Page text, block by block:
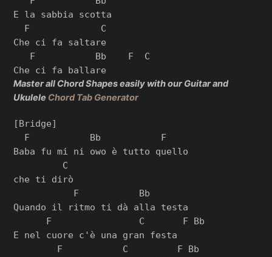
E la sabbia scotta
  F             C
Che ci fa saltare
   F           Bb    F  C
Master all Chord Shapes easily with our Guitar and
Ukulele Chord Tab Generator
[Bridge]
  F           Bb           F
Baba fu mi ni owo è tutto quello
         C
che ti dirò
           F           Bb
Quando il ritmo ti dà alla testa
      F                C       F Bb
E nel cuore c'è una gran festa
        F           C         F Bb